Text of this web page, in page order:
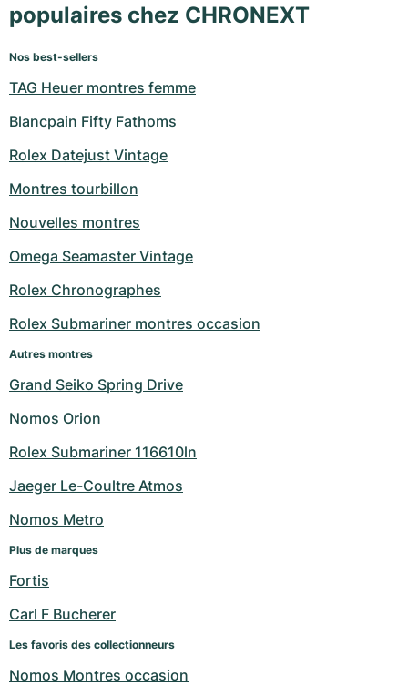
populaires chez CHRONEXT
Nos best-sellers
TAG Heuer montres femme
Blancpain Fifty Fathoms
Rolex Datejust Vintage
Montres tourbillon
Nouvelles montres
Omega Seamaster Vintage
Rolex Chronographes
Rolex Submariner montres occasion
Autres montres
Grand Seiko Spring Drive
Nomos Orion
Rolex Submariner 116610ln
Jaeger Le-Coultre Atmos
Nomos Metro
Plus de marques
Fortis
Carl F Bucherer
Les favoris des collectionneurs
Nomos Montres occasion